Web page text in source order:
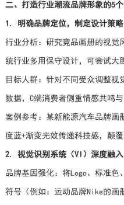
二、打造行业潮流品牌形象的5
1. 明确品牌定位，制定设计策略
行业分析：研究竞品画册的视觉
统行业多用保守设计，可尝试大
目标人群：针对不同受众调整视
数据，C端消费者侧重情感共鸣与
案例参考：某新能源汽车品牌
度蓝+渐变光效传递科技感，颠
2. 视觉识别系统（VI）深度融入
品牌基因强化：将Logo、标准
符号（例如：运动品牌Nike的